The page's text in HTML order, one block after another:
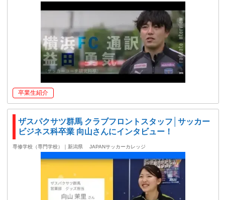
卒業生紹介
ザスパクサツ群馬 クラブフロントスタッフ│サッカー
ビジネス科卒業 向山さんにインタビュー！
専修学校（専門学校）｜新潟県 JAPANサッカーカレッジ